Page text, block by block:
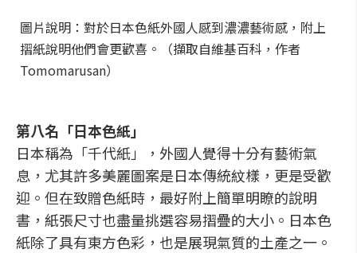
圖片說明：對於日本色紙外國人感到濃濃藝術感，附上
摺紙說明他們會更歡喜。（擷取自維基百科，作者
Tomomarusan）
第八名「日本色紙」
日本稱為「千代紙」，外國人覺得十分有藝術氣
息，尤其許多美麗圖案是日本傳統紋樣，更是受歡
迎。但在致贈色紙時，最好附上簡單明瞭的說明
書，紙張尺寸也盡量挑選容易摺疊的大小。日本色
紙除了具有東方色彩，也是展現氣質的土產之一。